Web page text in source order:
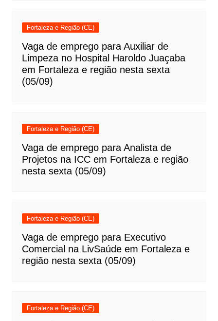
Fortaleza e Região (CE)
Vaga de emprego para Auxiliar de
Limpeza no Hospital Haroldo Juaçaba
em Fortaleza e região nesta sexta
(05/09)
Fortaleza e Região (CE)
Vaga de emprego para Analista de
Projetos na ICC em Fortaleza e região
nesta sexta (05/09)
Fortaleza e Região (CE)
Vaga de emprego para Executivo
Comercial na LivSaúde em Fortaleza e
região nesta sexta (05/09)
Fortaleza e Região (CE)